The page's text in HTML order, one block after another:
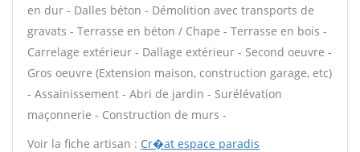
en dur - Dalles béton - Démolition avec transports de
gravats - Terrasse en béton / Chape - Terrasse en bois -
Carrelage extérieur - Dallage extérieur - Second oeuvre -
Gros oeuvre (Extension maison, construction garage, etc)
- Assainissement - Abri de jardin - Surélévation
maçonnerie - Construction de murs -
Voir la fiche artisan : Cr�at espace paradis